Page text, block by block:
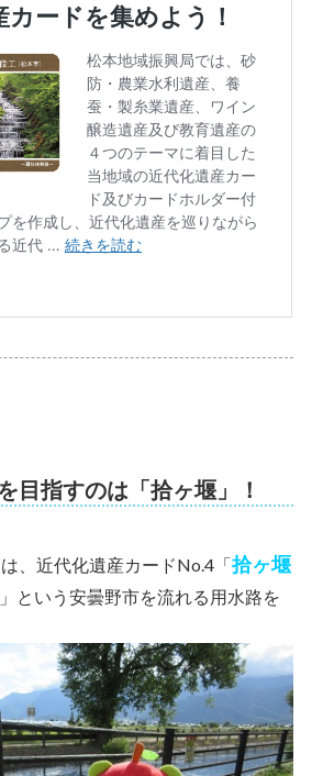
目指すのは「拾ヶ堰」！
、近代化遺産カードNo.4「拾ヶ堰
」という安曇野市を流れる用水路を